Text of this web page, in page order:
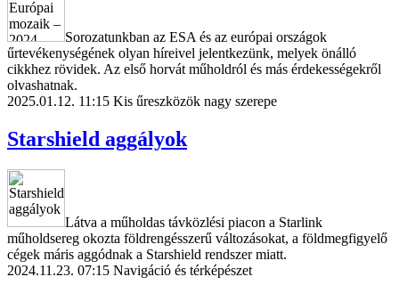
Sorozatunkban az ESA és az európai országok
űrtevékenységének olyan híreivel jelentkezünk, melyek önálló
cikkhez rövidek. Az első horvát műholdról és más érdekességekről
olvashatnak.
2025.01.12. 11:15 Kis űreszközök nagy szerepe
Starshield aggályok
Látva a műholdas távközlési piacon a Starlink
műholdsereg okozta földrengésszerű változásokat, a földmegfigyelő
cégek máris aggódnak a Starshield rendszer miatt.
2024.11.23. 07:15 Navigáció és térképészet